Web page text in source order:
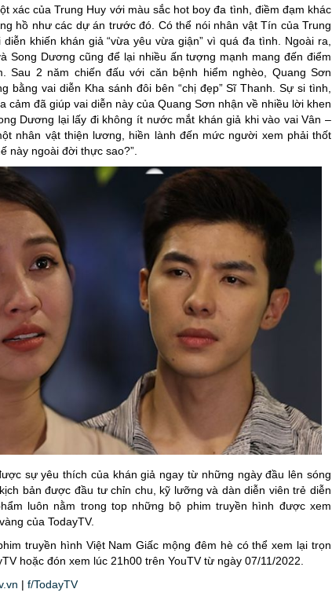
xác của Trung Huy với màu sắc hot boy đa tình, điềm đạm khác
hồ như các dự án trước đó. Có thể nói nhân vật Tín của Trung
khiến khán giả “vừa yêu vừa giận” vì quá đa tình. Ngoài ra,
Song Dương cũng để lại nhiều ấn tượng mạnh mang đến điểm
Sau 2 năm chiến đấu với căn bệnh hiểm nghèo, Quang Sơn
bằng vai diễn Kha sánh đôi bên “chị đẹp” Sĩ Thanh. Sự si tình,
cảm đã giúp vai diễn này của Quang Sơn nhận về nhiều lời khen
Dương lại lấy đi không ít nước mắt khán giả khi vào vai Vân –
nhân vật thiện lương, hiền lành đến mức người xem phải thốt
này ngoài đời thực sao?”.
sự yêu thích của khán giả ngay từ những ngày đầu lên sóng
bản được đầu tư chỉn chu, kỹ lưỡng và dàn diễn viên trẻ diễn
luôn nằm trong top những bộ phim truyền hình được xem
của TodayTV.
truyền hình Việt NamGiấc mộng đêm hècó thể xem lại trọn
hoặc đón xem lúc 21h00 trên YouTV từ ngày 07/11/2022.
| f/TodayTV